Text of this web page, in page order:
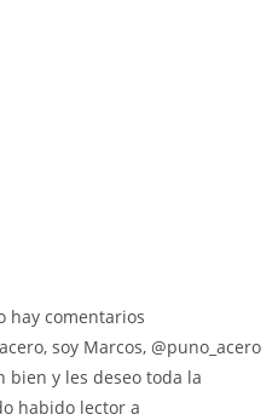
hay comentarios
soy Marcos, @puno_acero
bien y les deseo toda la
habido lector a